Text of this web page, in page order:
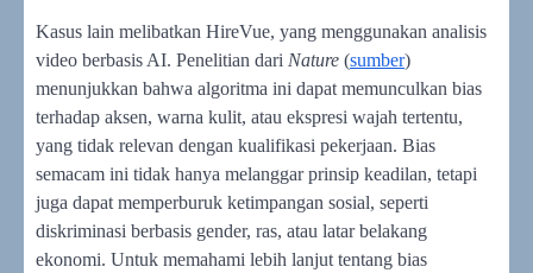
Kasus lain melibatkan HireVue, yang menggunakan analisis
video berbasis AI. Penelitian dari Nature (sumber)
menunjukkan bahwa algoritma ini dapat memunculkan bias
terhadap aksen, warna kulit, atau ekspresi wajah tertentu,
yang tidak relevan dengan kualifikasi pekerjaan. Bias
semacam ini tidak hanya melanggar prinsip keadilan, tetapi
juga dapat memperburuk ketimpangan sosial, seperti
diskriminasi berbasis gender, ras, atau latar belakang
ekonomi. Untuk memahami lebih lanjut tentang bias